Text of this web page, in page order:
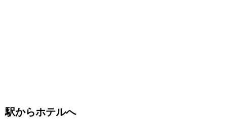
駅からホテルへ